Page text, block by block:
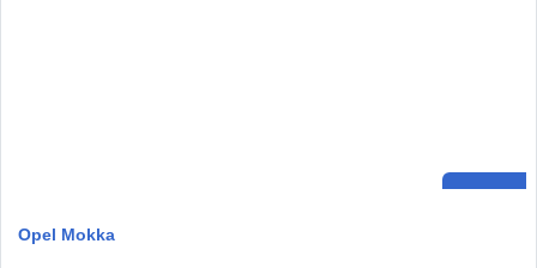
Opel Mokka